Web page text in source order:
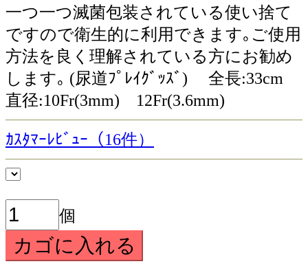
一つ一つ滅菌包装されている使い捨て
ですので衛生的に利用できます｡ご使用
方法を良く理解されている方にお勧め
します｡ (尿道ﾌﾟﾚｲｸﾞｯｽﾞ) 全長:33cm
直径:10Fr(3mm) 12Fr(3.6mm)
ｶｽﾀﾏｰﾚﾋﾞｭｰ（16件）
個